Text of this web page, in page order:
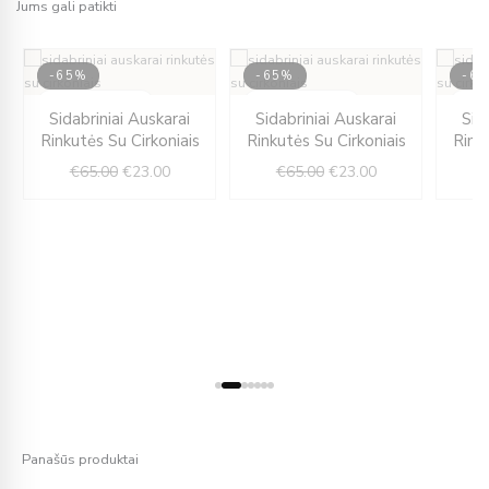
Jums gali patikti
-65%
Sidabriniai Auskarai
Rinkutės Su Cirkoniais
€65.00
price
was:
€65.00.
€23.00
price
is:
€23.00.
-65%
Sidabriniai Auskarai
Rinkutės Su Cirkoniais
€65.00
price
was:
€65.00.
€23.00
price
is:
€23.00.
-
Panašūs produktai